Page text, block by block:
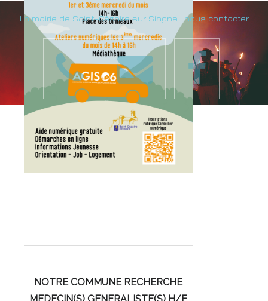
NOTRE COMMUNE RECHERCHE
La mairie de Saint-Cézaire sur Siagne : nous contacter